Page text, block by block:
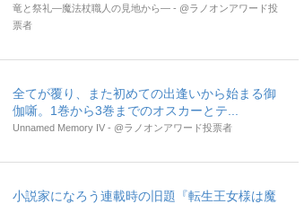
竜と祭礼―魔法杖職人の見地から― - @ラノオンアワード投
票者
全てが覆り、また初めての出逢いから始まる御
伽噺。1巻から3巻までのオスカーとテ...
Unnamed Memory IV - @ラノオンアワード投票者
小説家になろう連載時の旧題『転生王女様は魔